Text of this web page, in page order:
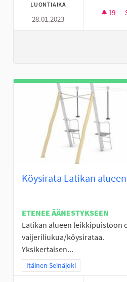
LUONTIAIKA
28.01.2023
19
Köysirata Latikan
ETENEE ÄÄNESTYKSEEN
Latikan alueen leikkipuistoon
vaijeriliukua/köysirataa.
Yksikertaisen...
Rajaa tulokset teeman mukaan:
Itäinen Seinäjoki